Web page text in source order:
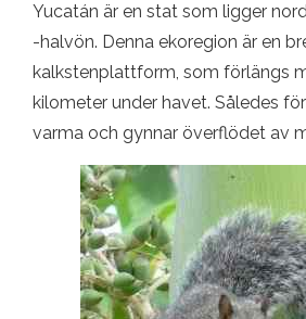
Yucatán är en stat som ligger
-halvön. Denna ekoregion är en
kalkstenplattform, som förlängs
kilometer under havet. Således
varma och gynnar överflödet av